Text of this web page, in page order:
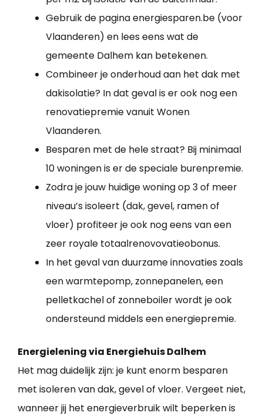
Gebruik de pagina energiesparen.be (voor
Vlaanderen) en lees eens wat de
gemeente Dalhem kan betekenen.
Combineer je onderhoud aan het dak met
dakisolatie? In dat geval is er ook nog een
renovatiepremie vanuit Wonen
Vlaanderen.
Besparen met de hele straat? Bij minimaal
10 woningen is er de speciale burenpremie.
Zodra je jouw huidige woning op 3 of meer
niveau’s isoleert (dak, gevel, ramen of
vloer) profiteer je ook nog eens van een
zeer royale totaalrenovovatieobonus.
In het geval van duurzame innovaties zoals
een warmtepomp, zonnepanelen, een
pelletkachel of zonneboiler wordt je ook
ondersteund middels een energiepremie.
Energielening via Energiehuis Dalhem
Het mag duidelijk zijn: je kunt enorm besparen
met isoleren van dak, gevel of vloer. Vergeet niet,
wanneer jij het energieverbruik wilt beperken is